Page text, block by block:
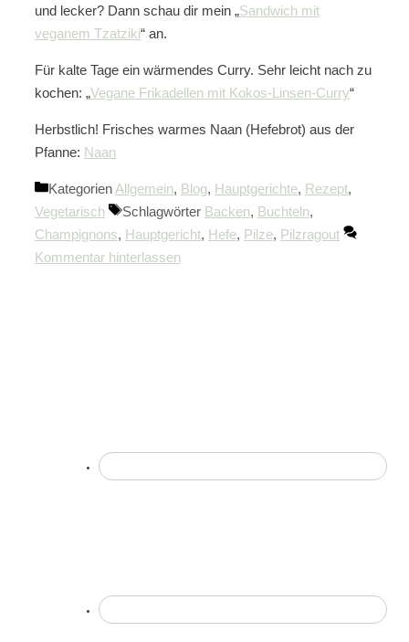
und lecker? Dann schau dir mein „Sandwich mit
veganem Tzatziki“ an.
Für kalte Tage ein wärmendes Curry. Sehr leicht nach zu
kochen: „Vegane Frikadellen mit Kokos-Linsen-Curry“
Herbstlich! Frisches warmes Naan (Hefebrot) aus der
Pfanne: Naan
Kategorien Allgemein, Blog, Hauptgerichte, Rezept,
Vegetarisch
Schlagwörter Backen, Buchteln,
Champignons, Hauptgericht, Hefe, Pilze, Pilzragout
Kommentar hinterlassen